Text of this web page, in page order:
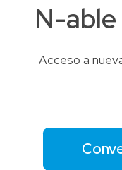
N-
Acceso a